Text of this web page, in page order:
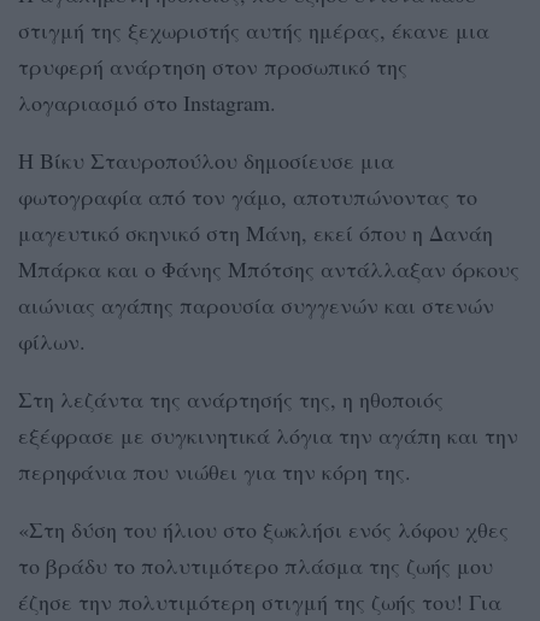
στιγμή της ξεχωριστής αυτής ημέρας, έκανε μια
τρυφερή ανάρτηση στον προσωπικό της
λογαριασμό στο Instagram.
Η Βίκυ Σταυροπούλου δημοσίευσε μια
φωτογραφία από τον γάμο, αποτυπώνοντας το
μαγευτικό σκηνικό στη Μάνη, εκεί όπου η Δανάη
Μπάρκα και ο Φάνης Μπότσης αντάλλαξαν όρκους
αιώνιας αγάπης παρουσία συγγενών και στενών
φίλων.
Στη λεζάντα της ανάρτησής της, η ηθοποιός
εξέφρασε με συγκινητικά λόγια την αγάπη και την
περηφάνια που νιώθει για την κόρη της.
«Στη δύση του ήλιου στο ξωκλήσι ενός λόφου χθες
το βράδυ το πολυτιμότερο πλάσμα της ζωής μου
έζησε την πολυτιμότερη στιγμή της ζωής του! Για